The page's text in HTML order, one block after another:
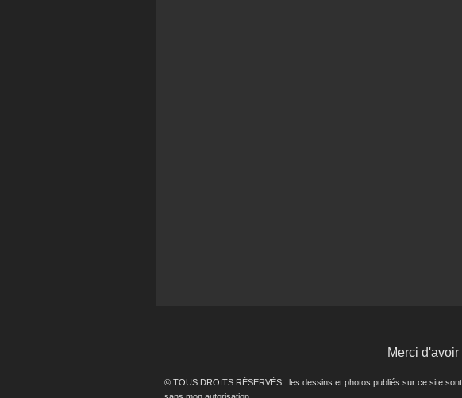
Merci
© TOUS DROITS RÉSERVÉS : les dessins et photos publiés sur ce site